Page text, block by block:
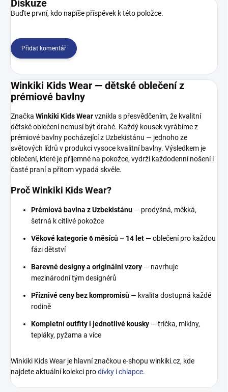
Diskuze
Buďte první, kdo napíše příspěvek k této položce.
Přidat komentář
Winkiki Kids Wear — dětské oblečení z
prémiové bavlny
Značka Winkiki Kids Wearvznikla s přesvědčením, že kvalitní
dětské oblečení nemusí být drahé. Každý kousek vyrábíme z
prémiové bavlny pocházející z Uzbekistánu — jednoho ze
světových lídrů v produkci vysoce kvalitní bavlny. Výsledkem je
oblečení, které je příjemné na pokožce, vydrží každodenní nošení i
časté praní a přitom vypadá skvěle.
Proč Winkiki Kids Wear?
Prémiová bavlna z Uzbekistánu — prodyšná, měkká,
šetrná k citlivé pokožce
Věkové kategorie 6 měsíců – 14 let — oblečení pro každou
fázi dětství
Barevné designy a originální vzory — navrhuje
mezinárodní tým designérů
Příznivé ceny bez kompromisů — kvalita dostupná každé
rodině
Kompletní outfity i jednotlivé kousky — trička, mikiny,
tepláky, pyžama a více
Winkiki Kids Wear je hlavní značkou e-shopu winkiki.cz, kde
najdete aktuální kolekci prodívky i chlapce.